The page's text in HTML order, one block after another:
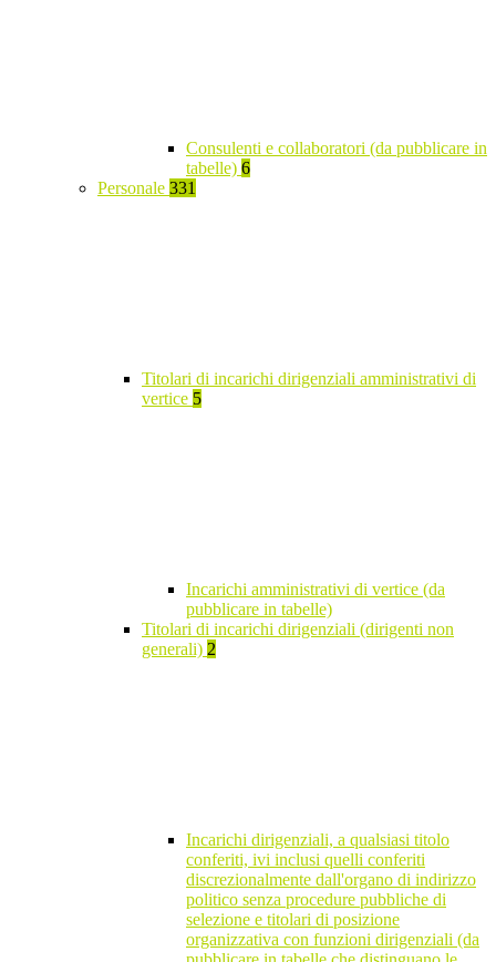
Consulenti e collaboratori (da pubblicare in
tabelle) 6
Personale 331
Titolari di incarichi dirigenziali amministrativi di
vertice 5
Incarichi amministrativi di vertice (da
pubblicare in tabelle)
Titolari di incarichi dirigenziali (dirigenti non
generali) 2
Incarichi dirigenziali, a qualsiasi titolo
conferiti, ivi inclusi quelli conferiti
discrezionalmente dall'organo di indirizzo
politico senza procedure pubbliche di
selezione e titolari di posizione
organizzativa con funzioni dirigenziali (da